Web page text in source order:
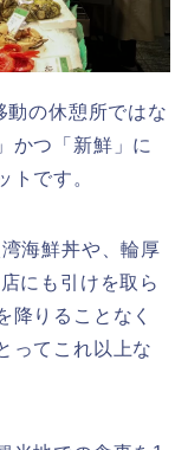
の休憩所ではな
かつ「新鮮」に
トです。
海鮮丼や、輪厚
にも引けを取ら
降りることなく
ってこれ以上な